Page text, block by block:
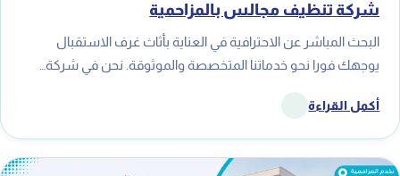
شركة تنظيف مجالس بالمزاحمية
البحث المباشر عن الاحترافية في العناية بأثاث غرف الاستقبال
يوجهك فورا نحو خدماتنا المتخصصة والموثوقة. نحن في شركة…
أكمل القراءة